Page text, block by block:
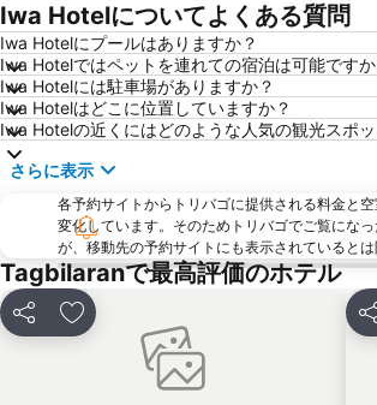
Iwa Hotelについてよくある質問
Iwa Hotelにプールはありますか？
Iwa Hotelではペットを連れての宿泊は可能ですか
Iwa Hotelには駐車場がありますか？
Iwa Hotelはどこに位置していますか？
Iwa Hotelの近くにはどのような人気の観光スポ
さらに表示
各予約サイトからトリバゴに提供される料金と
変化しています。そのためトリバゴでご覧にな
が、移動先の予約サイトにも表示されているとは
Tagbilaranで最高評価のホテル
シェア お気に入りに追加